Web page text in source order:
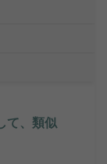
て、類似